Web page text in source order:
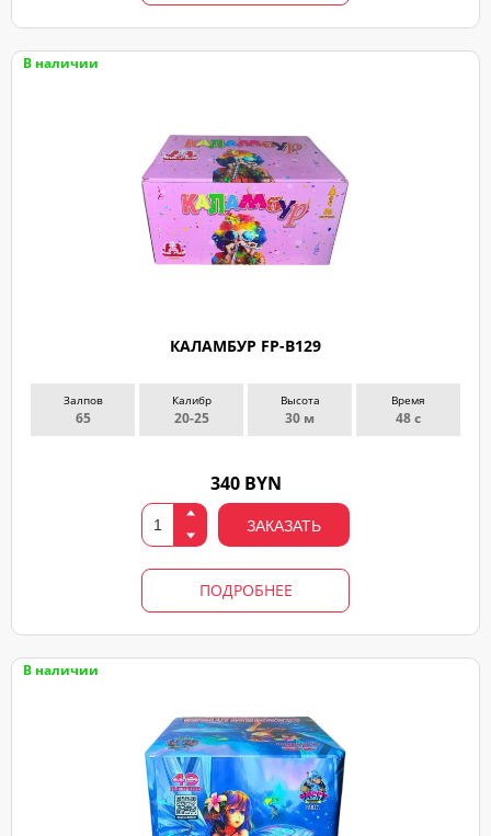
В наличии
КАЛАМБУР FP-B129
Залпов
65
Калибр
20-25
Высота
30 м
Время
48 с
340 BYN
ЗАКАЗАТЬ
ПОДРОБНЕЕ
В наличии